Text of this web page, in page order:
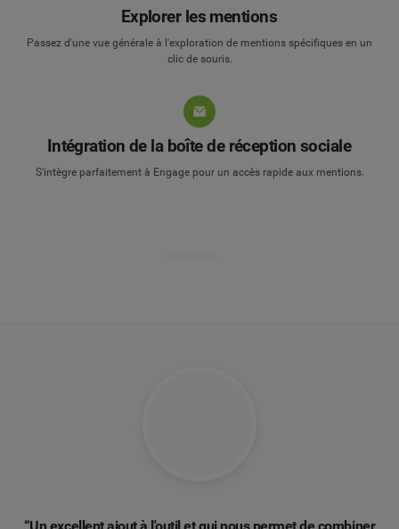
Explorer les mentions
Passez d'une vue générale à l'exploration de mentions spécifiques en un
clic de souris.
Intégration de la boîte de réception sociale
S'intègre parfaitement à Engage pour un accès rapide aux mentions.
“Un excellent ajout à l'outil et qui nous permet de combiner